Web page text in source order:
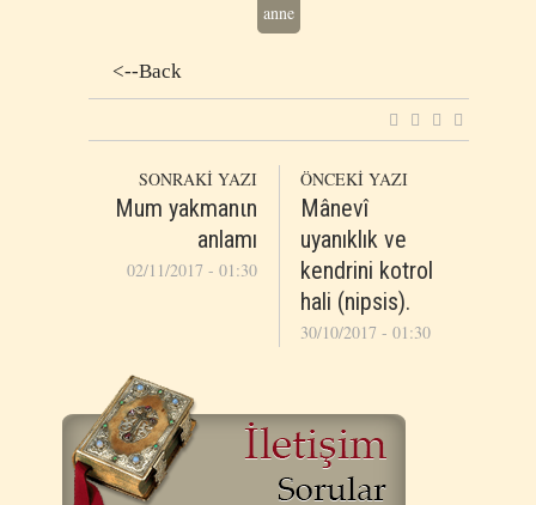
anne
<--Back
SONRAKİ YAZI
Mum yakmanιn
anlamı
02/11/2017 - 01:30
ÖNCEKİ YAZI
Mânevî
uyanıklık ve
kendrini kotrol
hali (nipsis).
30/10/2017 - 01:30